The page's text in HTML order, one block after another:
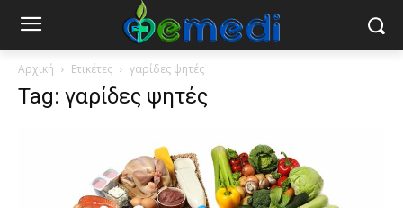
Αρχική Ετικέτες γαρίδες ψητές
Tag: γαρίδες ψητές